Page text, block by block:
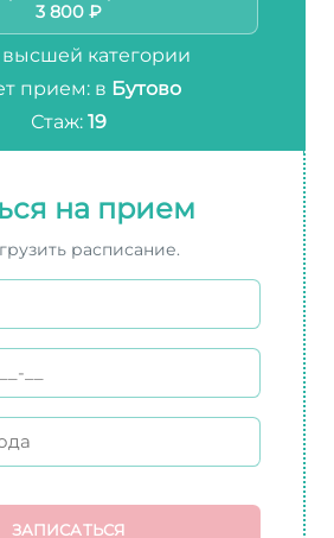
3 800 ₽
категории
прием: в Бутово
Стаж: 19
на прием
расписание.
ЗАПИСАТЬСЯ